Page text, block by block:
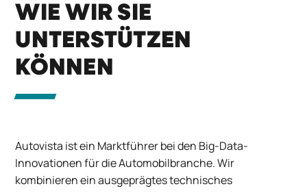
WIE WIR SIE
UNTERSTÜTZEN
KÖNNEN
Autovista ist ein Marktführer bei den Big-Data-
Innovationen für die Automobilbranche. Wir
kombinieren ein ausgeprägtes technisches